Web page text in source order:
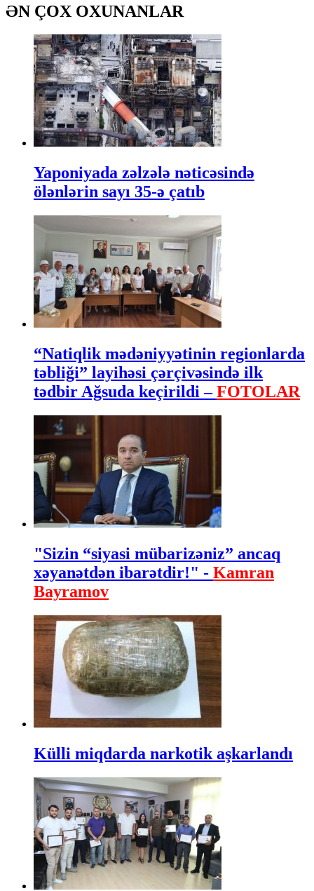
ƏN ÇOX OXUNANLAR
Yaponiyada zəlzələ nəticəsində
ölənlərin sayı 35-ə çatıb
“Natiqlik mədəniyyətinin regionlarda
təbliği” layihəsi çərçivəsində ilk
tədbir Ağsuda keçirildi –FOTOLAR
"Sizin “siyasi mübarizəniz” ancaq
xəyanətdən ibarətdir!" - Kamran
Bayramov
Külli miqdarda narkotik aşkarlandı